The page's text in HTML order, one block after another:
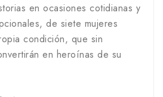
en ocasiones cotidianas y
de siete mujeres
condición, que sin
en heroínas de su